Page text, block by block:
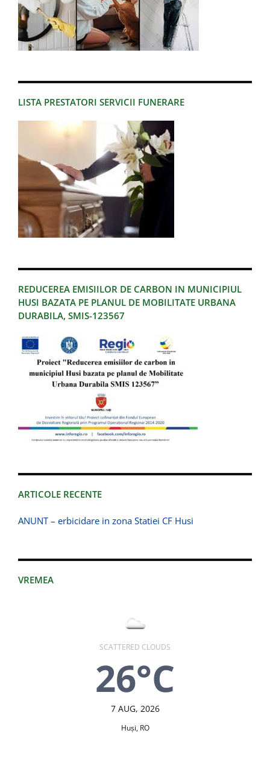
LISTA PRESTATORI SERVICII FUNERARE
REDUCEREA EMISIILOR DE CARBON IN MUNICIPIUL
HUSI BAZATA PE PLANUL DE MOBILITATE URBANA
DURABILA, SMIS-123567
ARTICOLE RECENTE
ANUNT – erbicidare in zona Statiei CF Husi
VREMEA
SCATTERED CLOUDS
26°C
7 AUG, 2026
Huşi, RO